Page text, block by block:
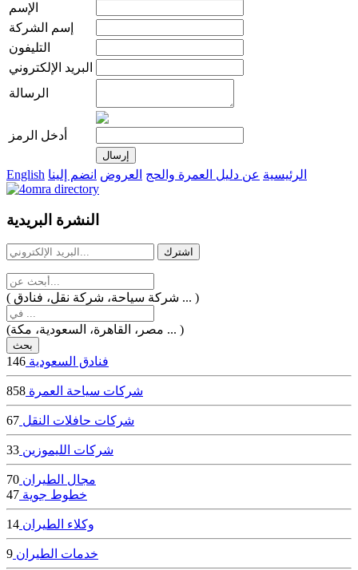
الإسم
إسم الشركة
التليفون
البريد الإلكتروني
الرسالة
أدخل الرمز
live
casinos
online
livedealercasino.online
English الرئيسية عن دليل العمرة والحج العروض انضم إلينا
النشرة البريدية
( شركة سياحة، شركة نقل، فنادق ... )
(مصر، القاهرة، السعودية، مكة ... )
فنادق السعودية 146
شركات سياحة العمرة 858
شركات حافلات النقل 67
شركات الليموزين 33
مجال الطيران 70
خطوط جوية 47
وكلاء الطيران 14
خدمات الطيران 9